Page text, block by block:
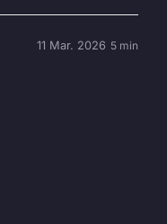
11 Mar. 2026 5 min